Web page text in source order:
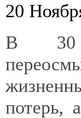
20
В 30
потерь,